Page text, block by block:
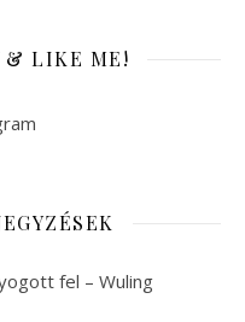
& LIKE ME!
fel – Wuling